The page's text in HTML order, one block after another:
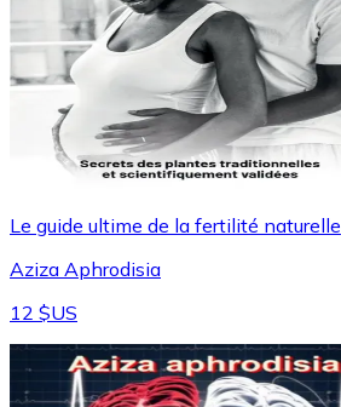
Le guide ultime de la fertilité naturelle
Aziza Aphrodisia
12 $US